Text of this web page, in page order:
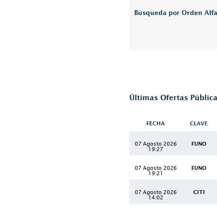
Búsqueda por Orden
Últimas Ofertas
FECHA CLAVE
07 Agosto 2026
19:27
FUNO
07 Agosto 2026
19:21
FUNO
07 Agosto 2026
14:02
CITI